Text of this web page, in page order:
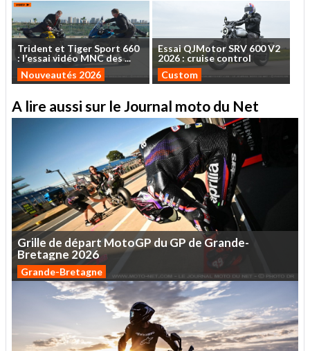
Trident et TigerSport 660
: l'essaividéoMNCdes...
Nouveautés 2026
EssaiQJMotorSRV 600V2
2026 : cruise control
Custom
A lire aussi sur le Journal moto du Net
Grille de départ MotoGP duGPdeGrande-
Bretagne 2026
Grande-Bretagne